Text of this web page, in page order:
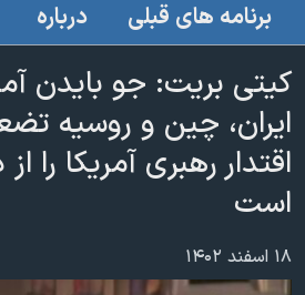
اصلی
جهش
به
صفحه
اصلی
جهش
به
آمریکا
جهان
ورزشی
گزیده‌ها
ویدیوها
برنامه های تلویزیونی
جدول برنامه ها
صفحه‌های ویژه
جام جهانی ۲۰۲۶
عملیات خشم حماسی
بایگانی برنامه‌های تلویزیونی
فرکانس‌های صدای آمریکا
پخش رادیویی
یادگیری زبان انگلیسی
برنامه های قبلی درباره
کیتی بریت: جو بایدن
ایران، چین و روسیه
اقتدار رهبری آمریکا را
است
۱۸ اسفند ۱۴۰۲